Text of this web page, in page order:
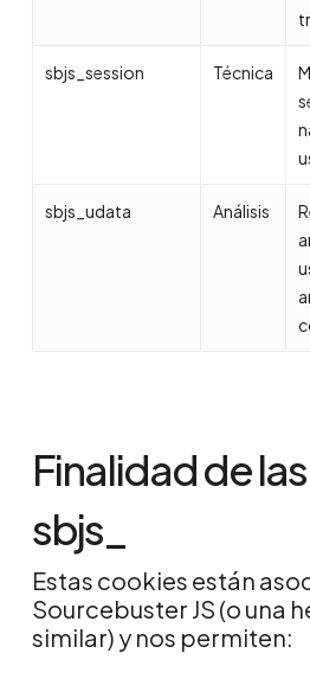
sbjs_session Técnica
sbjs_udata Análisis
Finalidad de
sbjs_
Estas cookies están
Sourcebuster JS (o una
similar) y nos permiten: